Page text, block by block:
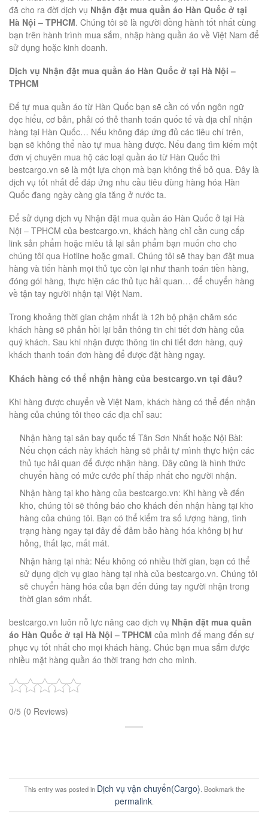
đã cho ra đời dịch vụ Nhận đặt mua quần áo Hàn Quốc ở tại
Hà Nội – TPHCM. Chúng tôi sẽ là người đồng hành tốt nhất cùng
bạn trên hành trình mua sắm, nhập hàng quần áo về Việt Nam để
sử dụng hoặc kinh doanh.
Dịch vụ Nhận đặt mua quần áo Hàn Quốc ở tại Hà Nội –
TPHCM
Để tự mua quần áo từ Hàn Quốc bạn sẽ cần có vốn ngôn ngữ
đọc hiểu, cơ bản, phải có thẻ thanh toán quốc tế và địa chỉ nhận
hàng tại Hàn Quốc… Nếu không đáp ứng đủ các tiêu chí trên,
bạn sẽ không thể nào tự mua hàng được. Nếu đang tìm kiếm một
đơn vị chuyên mua hộ các loại quần áo từ Hàn Quốc thì
bestcargo.vn sẽ là một lựa chọn mà bạn không thể bỏ qua. Đây là
dịch vụ tốt nhất để đáp ứng nhu cầu tiêu dùng hàng hóa Hàn
Quốc đang ngày càng gia tăng ở nước ta.
Để sử dụng dịch vụ Nhận đặt mua quần áo Hàn Quốc ở tại Hà
Nội – TPHCM của bestcargo.vn, khách hàng chỉ cần cung cấp
link sản phẩm hoặc miêu tả lại sản phẩm bạn muốn cho cho
chúng tôi qua Hotline hoặc gmail. Chúng tôi sẽ thay bạn đặt mua
hàng và tiến hành mọi thủ tục còn lại như thanh toán tiền hàng,
đóng gói hàng, thực hiện các thủ tục hải quan… để chuyển hàng
về tận tay người nhận tại Việt Nam.
Trong khoảng thời gian chậm nhất là 12h bộ phận chăm sóc
khách hàng sẽ phản hồi lại bản thông tin chi tiết đơn hàng của
quý khách. Sau khi nhận được thông tin chi tiết đơn hàng, quý
khách thanh toán đơn hàng để được đặt hàng ngay.
Khách hàng có thể nhận hàng của bestcargo.vn tại đâu?
Khi hàng được chuyển về Việt Nam, khách hàng có thể đến nhận
hàng của chúng tôi theo các địa chỉ sau:
Nhận hàng tại sân bay quốc tế Tân Sơn Nhất hoặc Nội Bài:
Nếu chọn cách này khách hàng sẽ phải tự mình thực hiện các
thủ tục hải quan để được nhận hàng. Đây cũng là hình thức
chuyển hàng có mức cước phí thấp nhất cho người nhận.
Nhận hàng tại kho hàng của bestcargo.vn: Khi hàng về đến
kho, chúng tôi sẽ thông báo cho khách đến nhận hàng tại kho
hàng của chúng tôi. Bạn có thể kiểm tra số lượng hàng, tình
trạng hàng ngay tại đây để đảm bảo hàng hóa không bị hư
hỏng, thất lạc, mất mát.
Nhận hàng tại nhà: Nếu không có nhiều thời gian, bạn có thể
sử dụng dịch vụ giao hàng tại nhà của bestcargo.vn. Chúng tôi
sẽ chuyển hàng hóa của bạn đến đúng tay người nhận trong
thời gian sớm nhất.
bestcargo.vn luôn nỗ lực nâng cao dịch vụ Nhận đặt mua quần
áo Hàn Quốc ở tại Hà Nội – TPHCM của mình để mang đến sự
phục vụ tốt nhất cho mọi khách hàng. Chúc bạn mua sắm được
nhiều mặt hàng quần áo thời trang hơn cho mình.
0/5 (0 Reviews)
This entry was posted in Dịch vụ vận chuyển(Cargo) . Bookmark the
permalink.